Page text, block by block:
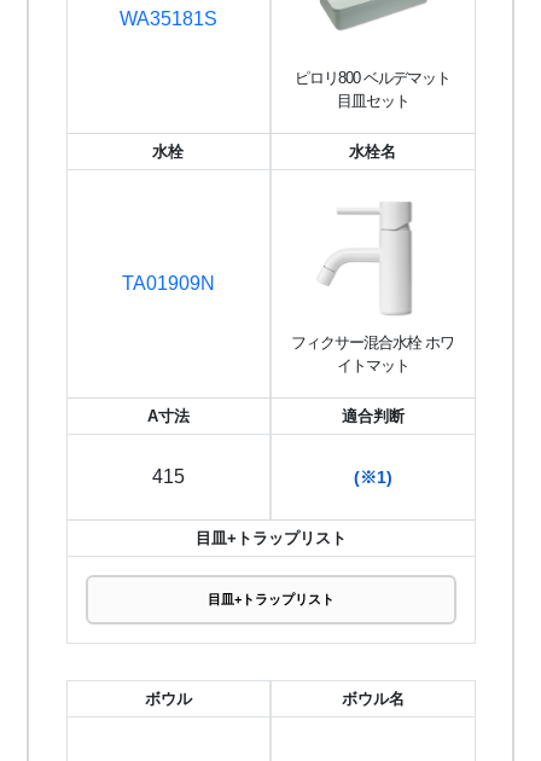
WA35181S
ピロリ800 ベルデマット
目皿セット
水栓
TA01909N
水栓名
フィクサー混合水栓 ホワ
イトマット
A寸法
415
適合判断
(※1)
目皿+トラップリスト
目皿+トラップリスト
ボウル ボウル名